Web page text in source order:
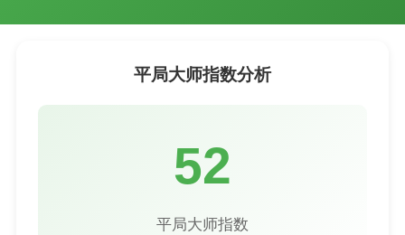
平局大师指数分析
52
平局大师指数